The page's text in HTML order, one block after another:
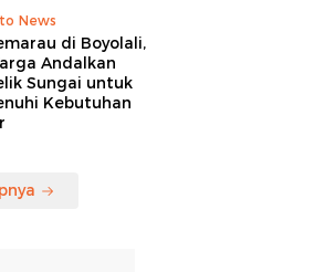
News
di Boyolali,
Andalkan
Sungai untuk
Kebutuhan